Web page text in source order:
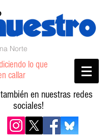
Norte
lo que
callar
también en nuestras redes
sociales!